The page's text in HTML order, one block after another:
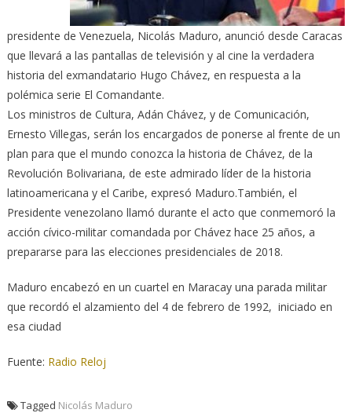
presidente de Venezuela, Nicolás Maduro, anunció desde Caracas
que llevará a las pantallas de televisión y al cine la verdadera
historia del exmandatario Hugo Chávez, en respuesta a la
polémica serie El Comandante.
Los ministros de Cultura, Adán Chávez, y de Comunicación,
Ernesto Villegas, serán los encargados de ponerse al frente de un
plan para que el mundo conozca la historia de Chávez, de la
Revolución Bolivariana, de este admirado líder de la historia
latinoamericana y el Caribe, expresó Maduro.También, el
Presidente venezolano llamó durante el acto que conmemoró la
acción cívico-militar comandada por Chávez hace 25 años, a
prepararse para las elecciones presidenciales de 2018.
Maduro encabezó en un cuartel en Maracay una parada militar
que recordó el alzamiento del 4 de febrero de 1992, iniciado en
esa ciudad
Fuente: Radio Reloj
Tagged Nicolás Maduro